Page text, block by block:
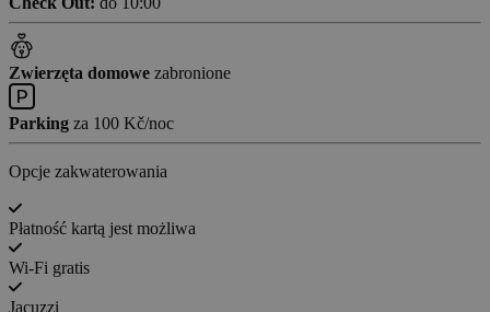
Zwierzęta domowe zabronione
Parking za 100 Kč/noc
Opcje zakwaterowania
Płatność kartą jest możliwa
Wi-Fi gratis
Jacuzzi